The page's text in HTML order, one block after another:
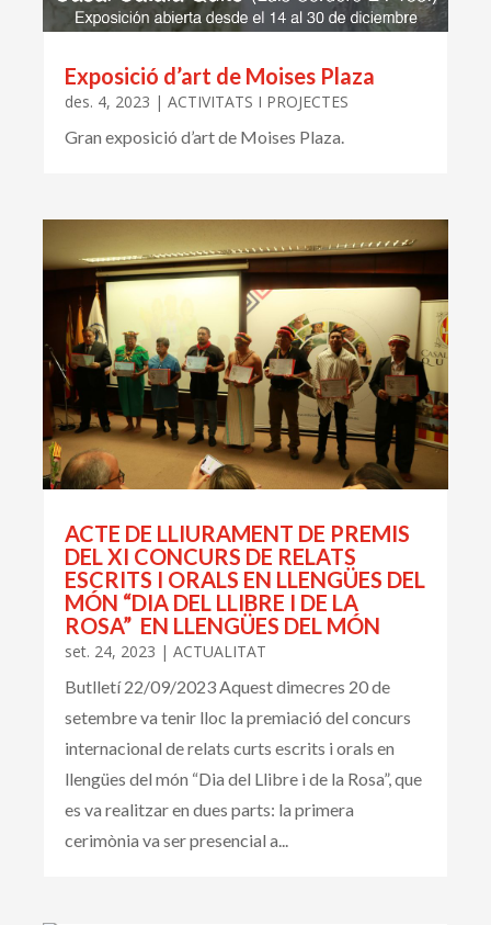
Exposició d’art de Moises Plaza
des. 4, 2023 | ACTIVITATS I PROJECTES
Gran exposició d’art de Moises Plaza.
ACTE DE LLIURAMENT DE PREMIS
DEL XI CONCURS DE RELATS
ESCRITS I ORALS EN LLENGÜES DEL
MÓN “DIA DEL LLIBRE I DE LA
ROSA” EN LLENGÜES DEL MÓN
set. 24, 2023 | ACTUALITAT
Butlletí 22/09/2023 Aquest dimecres 20 de
setembre va tenir lloc la premiació del concurs
internacional de relats curts escrits i orals en
llengües del món “Dia del Llibre i de la Rosa”, que
es va realitzar en dues parts: la primera
cerimònia va ser presencial a...